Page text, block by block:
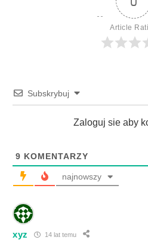
Article
Subskrybuj
Zaloguj sie aby
9 KOMENTARZY
najnowszy
xyz 14 lat temu